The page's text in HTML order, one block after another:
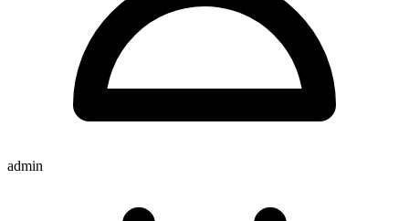
admin